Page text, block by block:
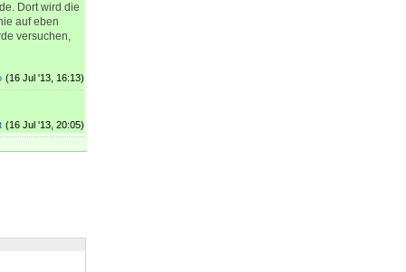
Dort wird die
auf eben
versuchen,
(16 Jul '13, 16:13)
(16 Jul '13, 20:05)